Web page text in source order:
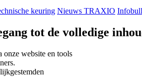
keuring Nieuws TRAXIO
tot de volledige
onze website en tools